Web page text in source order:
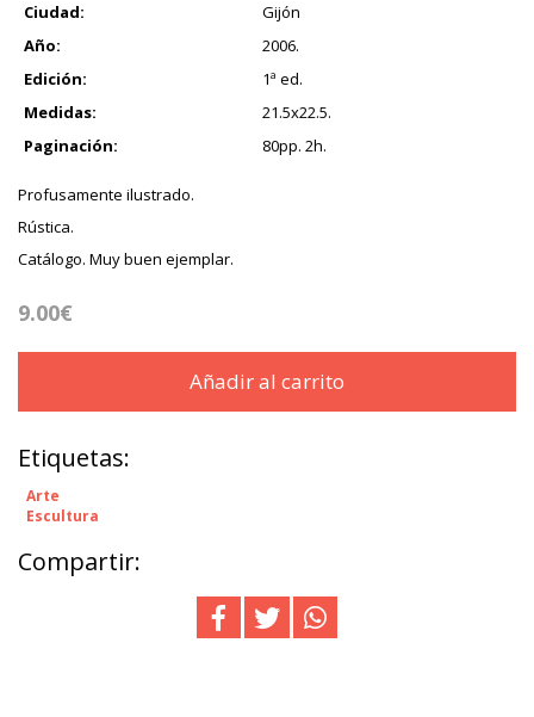
Ciudad:
Gijón
Año:
2006.
Edición:
1ª ed.
Medidas:
21.5x22.5.
Paginación:
80pp. 2h.
Profusamente ilustrado.
Rústica.
Catálogo. Muy buen ejemplar.
9.00€
Añadir al carrito
Etiquetas:
Arte
Escultura
Compartir: